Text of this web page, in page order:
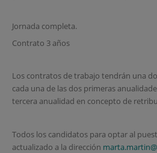
Jornada completa.
Contrato 3 años
Los contratos de trabajo tendrán una
cada una de las dos primeras
tercera anualidad en concepto de
Todos los candidatos para optar al
actualizado a la dirección